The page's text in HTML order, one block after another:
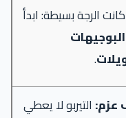
كانت الرجة بسيطة: ابدأ
البوجيهات
.
التيربو لا يعطي